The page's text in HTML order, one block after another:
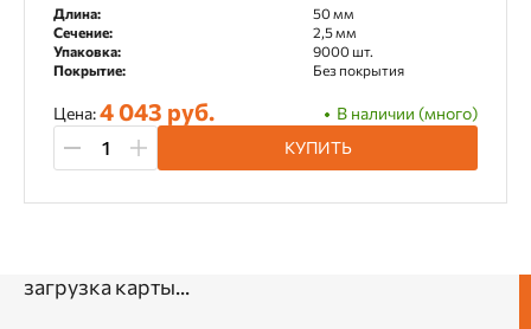
Длина:
50 мм
Сечение:
2,5 мм
Упаковка:
9000 шт.
Покрытие:
Без покрытия
Цена:4 043 руб.
В наличии (много)
КУПИТЬ
загрузка карты...